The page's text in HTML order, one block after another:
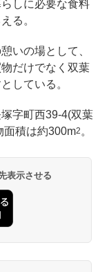
しに必要な食料
る。
いの場として、
だけでなく双葉
している。
字町西39-4(双葉
面積は約300m2。
表示させる